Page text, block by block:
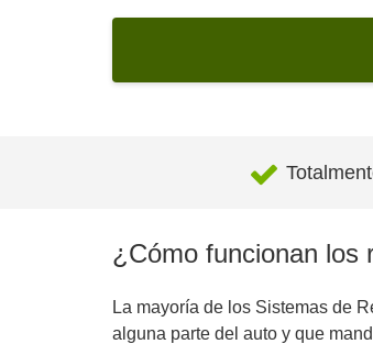
¿Cómo funcionan los
La mayoría de los Sistemas de
alguna parte del auto y que